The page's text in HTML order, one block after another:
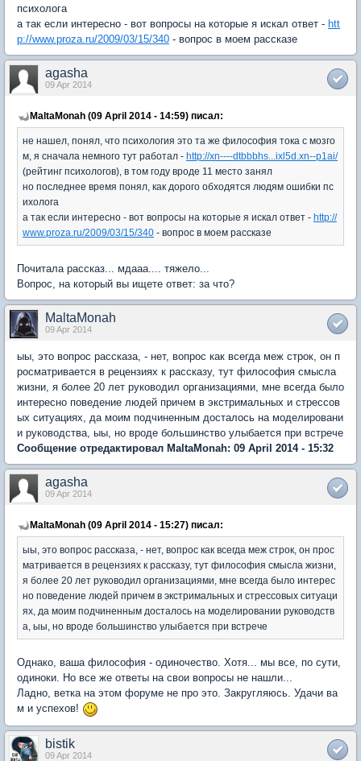
психолога
а так если интересно - вот вопросы на которые я искал ответ - htt
p://www.proza.ru/2009/03/15/340 - вопрос в моем рассказе
agasha
09 Apr 2014
MaltaMonah (09 April 2014 - 14:59) писал:
не нашел, понял, что психология это та же философия тока с мозго
м, я сначала немного тут работал - http://xn----dtbbbhs...ixl5d.xn--p1ai/
(рейтинг психологов), в том году вроде 11 место занял
но последнее время понял, как дорого обходятся людям ошибки пс
ихолога
а так если интересно - вот вопросы на которые я искал ответ - http://
www.proza.ru/2009/03/15/340 - вопрос в моем рассказе
Почитала рассказ... мдааа.... тяжело...
Вопрос, на который вы ищете ответ: за что?
MaltaMonah
09 Apr 2014
ыы, это вопрос рассказа, - нет, вопрос как всегда меж строк, он п
росматривается в рецензиях к рассказу, тут философия смысла
жизни, я более 20 лет руководил организациями, мне всегда было
интересно поведение людей причем в экстримальных и стрессов
ых ситуациях, да моим подчиненным досталось на моделировани
и руководства, ыы, но вроде большинство улыбается при встрече
Сообщение отредактировал MaltaMonah: 09 April 2014 - 15:32
agasha
09 Apr 2014
MaltaMonah (09 April 2014 - 15:27) писал:
ыы, это вопрос рассказа, - нет, вопрос как всегда меж строк, он прос
матривается в рецензиях к рассказу, тут философия смысла жизни,
я более 20 лет руководил организациями, мне всегда было интерес
но поведение людей причем в экстримальных и стрессовых ситуаци
ях, да моим подчиненным досталось на моделировании руководств
а, ыы, но вроде большинство улыбается при встрече
Однако, ваша философия - одиночество. Хотя... мы все, по сути,
одиноки. Но все же ответы на свои вопросы не нашли...
Ладно, ветка на этом форуме не про это. Закругляюсь. Удачи ва
м и успехов!
bistik
09 Apr 2014